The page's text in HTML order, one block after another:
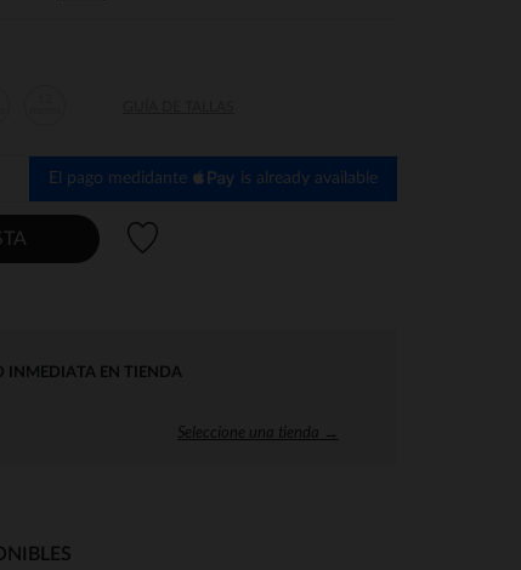
El pago medidante is already available
INMEDIATA EN TIENDA
Seleccione una tienda →